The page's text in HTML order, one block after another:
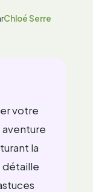
Chloé Serre
votre
aventure
la
détaille